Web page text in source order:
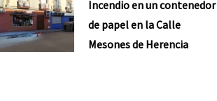
Incendio en un contenedor
de papel en la Calle
Mesones de Herencia